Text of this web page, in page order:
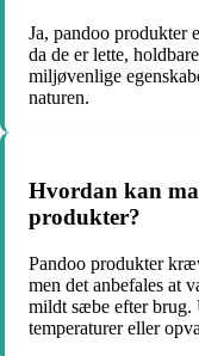
Ja, pandoo produkter
da de er lette,
miljøvenlige
naturen.
Hvordan kan
produkter?
Pandoo produkter
men det anbefales at
mildt sæbe efter brug.
temperaturer eller